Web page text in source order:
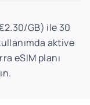
GB) ile 30
aktive
eSIM planı